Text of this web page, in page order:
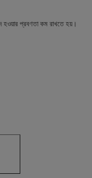
হওয়ার প্রবণতা কম রাখতে হয়।